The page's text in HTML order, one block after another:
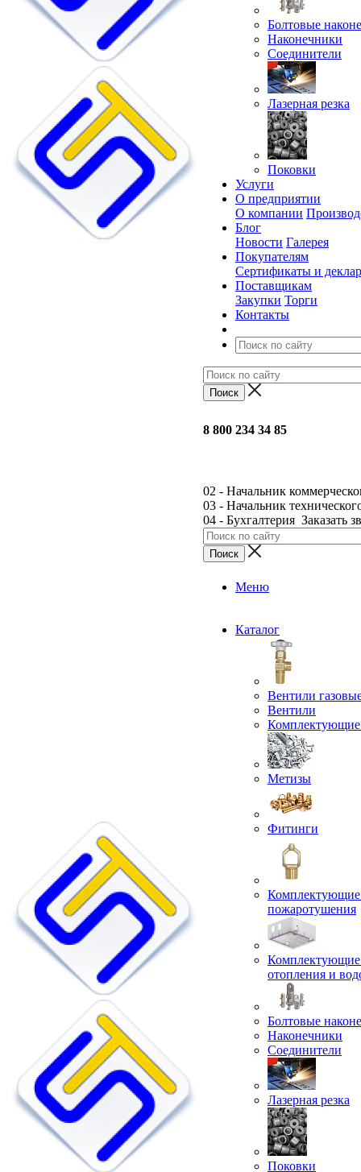
Болтовые
Наконечники
Соединители
Лазерная резка
Поковки
Услуги
О предприятии
О компании
Блог
Новости Галерея
Покупателям
Сертификаты и
Поставщикам
Закупки Торги
Контакты
8 800 234 34 85
02 - Начальник
03 - Начальник
04 - Бухгалтерия Заказать
Меню
Каталог
Вентили
Вентили
Комплектующие
Метизы
Фитинги
Комплектующие
пожаротушения
Комплектующие
отопления и
Болтовые
Наконечники
Соединители
Лазерная резка
Поковки